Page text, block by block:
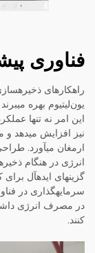
فناوری
راهکارهای
یون‌لیتیوم بهره
این امر نه تنها
نیز افزایش میدهد و
ارمغان میآورد.
انرژی در هنگام
گزینهای ایدهآل
سرمایهگذاری در
در مصرف انرژی
کنند.